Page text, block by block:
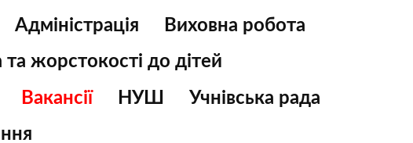
Адміністрація
Виховна робота
жорстокості до дітей
Вакансії НУШ
Учнівська рада